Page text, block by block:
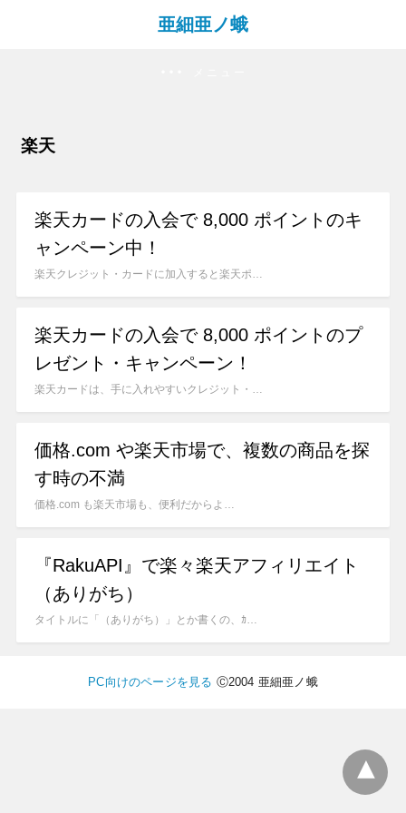
亜細亜ノ蛾
楽天
楽天カードの入会で 8,000 ポイントのキ
ャンペーン中！
楽天クレジット・カードに加入すると楽天ポ…
楽天カードの入会で 8,000 ポイントのプ
レゼント・キャンペーン！
楽天カードは、手に入れやすいクレジット・…
価格.com や楽天市場で、複数の商品を探
す時の不満
価格.com も楽天市場も、便利だからよ…
『RakuAPI』で楽々楽天アフィリエイト
（ありがち）
タイトルに「（ありがち）」とか書くの、ｶ…
PC向けのページを見る Ⓒ2004 亜細亜ノ蛾